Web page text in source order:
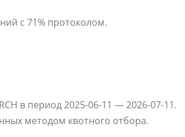
с 71% протоколом.
в период 2025-06-11 — 2026-07-11.
методом квотного отбора.